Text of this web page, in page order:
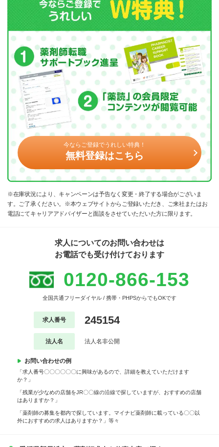
今ならご登録でうれしい特典！
無料登録はこちら
※在庫状況により、キャンペーンは予告なく変更・終了する場合がございま
す。ご了承ください。※本ウェブサイトからご登録いただき、ご来社またはお
電話にてキャリアアドバイザーと面談をさせていただいた方に限ります。
求人についてのお問い合わせは
お電話でも受け付けております
0120-866-153
全国共通フリーダイヤル / 携帯・PHPSからでもOKです
求人番号 245154
法人名 法人名非公開
お問い合わせの例
「求人番号〇〇〇〇〇〇に興味があるので、詳細を教えていただけます
か？」
「残業が少なめの店舗をJR〇〇線の沿線で探していますが、おすすめの店舗
はありますか？」
「薬剤師の募集を都内で探しています。マイナビ薬剤師に載っている〇〇以
外におすすめの求人はありますか？」等々